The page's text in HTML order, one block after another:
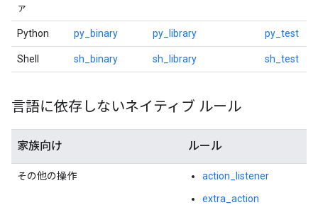
ァ
Python py_binary py_library py_test
Shell sh_binary sh_library sh_test
言語に依存しないネイティブ ルール
家族向け ルール
その他の操作
action_listener
extra_action